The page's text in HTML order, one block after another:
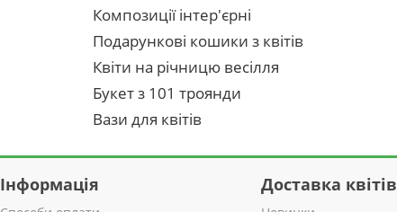
Композиції інтер'єрні
Подарункові кошики з квітів
Квіти на річницю весілля
Букет з 101 троянди
Вази для квітів
Інформація Доставка квітів